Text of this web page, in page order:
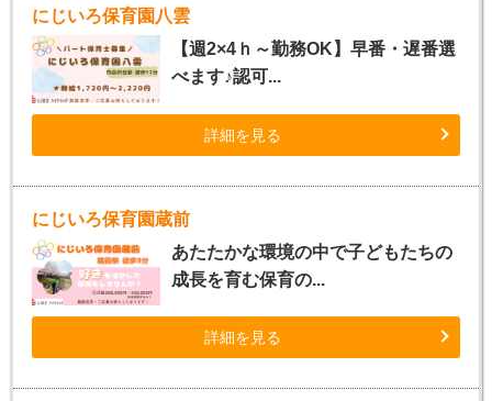
にじいろ保育園八雲
【週2×4ｈ～勤務OK】早番・遅番選
べます♪認可...
詳細を見る
にじいろ保育園蔵前
あたたかな環境の中で子どもたちの
成長を育む保育の...
詳細を見る